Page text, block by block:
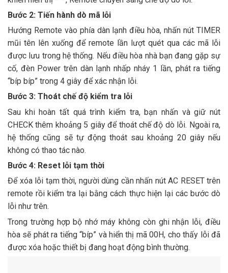
Bước 2: Tiến hành dò mã lỗi
Hướng Remote vào phía dàn lạnh điều hòa, nhấn nút TIMER
mũi tên lên xuống để remote lần lượt quét qua các mã lỗi
được lưu trong hệ thống. Nếu điều hòa nhà bạn đang gặp sự
cố, đèn Power trên dàn lạnh nhấp nháy 1 lần, phát ra tiếng
“bíp bíp” trong 4 giây để xác nhận lỗi.
Bước 3: Thoát chế độ kiểm tra lỗi
Sau khi hoàn tất quá trình kiểm tra, bạn nhấn và giữ nút
CHECK thêm khoảng 5 giây để thoát chế độ dò lỗi. Ngoài ra,
hệ thống cũng sẽ tự động thoát sau khoảng 20 giây nếu
không có thao tác nào.
Bước 4: Reset lỗi tạm thời
Để xóa lỗi tạm thời, người dùng cần nhấn nút AC RESET trên
remote rồi kiểm tra lại bằng cách thực hiện lại các bước dò
lỗi như trên.
Trong trường hợp bộ nhớ máy không còn ghi nhận lỗi, điều
hòa sẽ phát ra tiếng “bíp” và hiển thị mã 00H, cho thấy lỗi đã
được xóa hoặc thiết bị đang hoạt động bình thường.